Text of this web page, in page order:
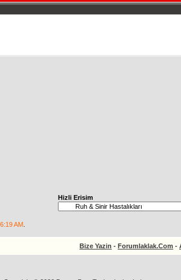
Hizli Erisim
AM
Bize Yazin - Forumlaklak.Com -